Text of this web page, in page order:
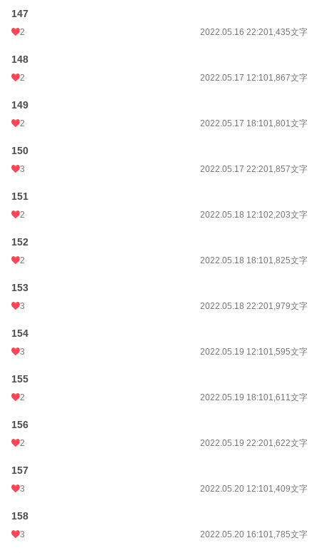
147
2 2022.05.16 22:201,435文字
148
2 2022.05.17 12:101,867文字
149
2 2022.05.17 18:101,801文字
150
3 2022.05.17 22:201,857文字
151
2 2022.05.18 12:102,203文字
152
2 2022.05.18 18:101,825文字
153
3 2022.05.18 22:201,979文字
154
3 2022.05.19 12:101,595文字
155
2 2022.05.19 18:101,611文字
156
2 2022.05.19 22:201,622文字
157
3 2022.05.20 12:101,409文字
158
3 2022.05.20 16:101,785文字